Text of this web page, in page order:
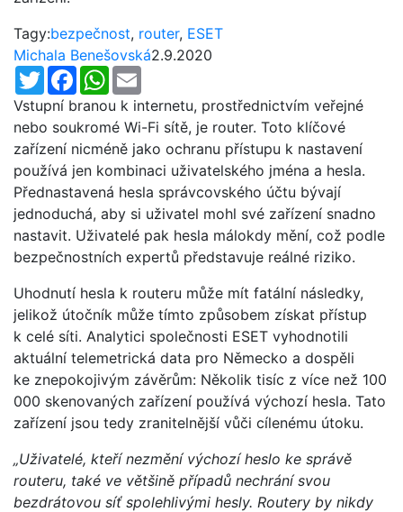
Tagy:bezpečnost, router, ESET
Michala Benešovská2.9.2020
TwitterFacebookWhatsApp
Vstupní branou k internetu, prostřednictvím veřejné
nebo soukromé Wi-Fi sítě, je router. Toto klíčové
zařízení nicméně jako ochranu přístupu k nastavení
používá jen kombinaci uživatelského jména a hesla.
Přednastavená hesla správcovského účtu bývají
jednoduchá, aby si uživatel mohl své zařízení snadno
nastavit. Uživatelé pak hesla málokdy mění, což podle
bezpečnostních expertů představuje reálné riziko.
Uhodnutí hesla k routeru může mít fatální následky,
jelikož útočník může tímto způsobem získat přístup
k celé síti. Analytici společnosti ESET vyhodnotili
aktuální telemetrická data pro Německo a dospěli
ke znepokojivým závěrům: Několik tisíc z více než 100
000 skenovaných zařízení používá výchozí hesla. Tato
zařízení jsou tedy zranitelnější vůči cílenému útoku.
„Uživatelé, kteří nezmění výchozí heslo ke správě
routeru, také ve většině případů nechrání svou
bezdrátovou síť spolehlivými hesly. Routery by nikdy